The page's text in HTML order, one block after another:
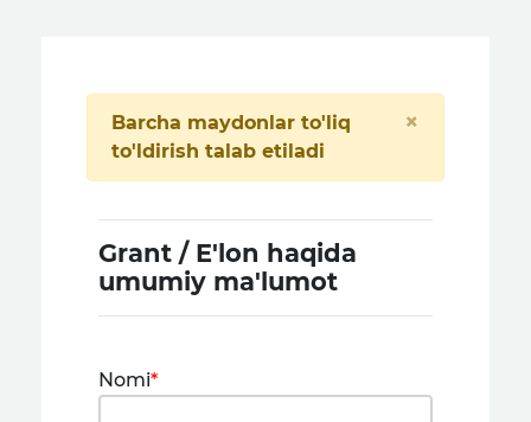
Barcha maydonlar to'liq
to'ldirish talab etiladi
×
Grant / E'lon haqida
umumiy ma'lumot
Nomi*